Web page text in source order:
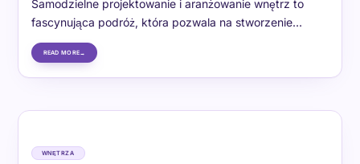
Samodzielne projektowanie i aranżowanie wnętrz to
fascynująca podróż, która pozwala na stworzenie…
READ MORE
WNĘTRZA